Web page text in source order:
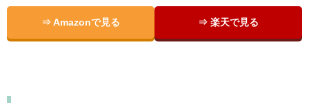
⇒ Amazonで見る ⇒ 楽天で見る